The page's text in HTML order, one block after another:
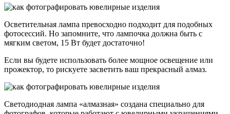
Осветительная лампа превосходно подходит для подобных
фотосессий. Но запомните, что лампочка должна быть с
мягким светом, 15 Вт будет достаточно!
Если вы будете использовать более мощное освещение или
прожектор, то рискуете засветить ваш прекрасный алмаз.
Светодиодная лампа «алмазная» создана специально для